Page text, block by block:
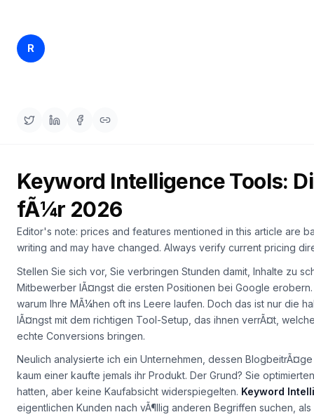
Content
Engine
Integrationen
&
Analysen
R
Keyword Intelligence Tools:
fÃ¼r 2026
Editor's note: prices and features mentioned in this article are
writing and may have changed. Always verify current pricing
Stellen Sie sich vor, Sie verbringen Stunden damit, Inhalte zu
Mitbewerber lÃ¤ngst die ersten Positionen bei Google
warum Ihre MÃ¼hen oft ins Leere laufen. Doch das ist nur die
lÃ¤ngst mit dem richtigen Tool-Setup, das ihnen verrÃ¤t,
echte Conversions bringen.
Neulich analysierte ich ein Unternehmen, dessen
kaum einer kaufte jemals ihr Produkt. Der Grund? Sie
hatten, aber keine Kaufabsicht widerspiegelten. Keyword
eigentlichen Kunden nach vÃ¶llig anderen Begriffen suchen,